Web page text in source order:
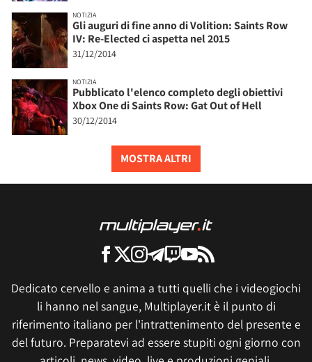
NOTIZIA
Gli auguri di fine anno di Volition: Saints Row
IV: Re-Elected ci aspetta nel 2015
31/12/2014
NOTIZIA
Pubblicato l'elenco completo degli obiettivi
Xbox One di Saints Row: Gat Out of Hell
30/12/2014
MOSTRA ALTRI
Dedicato cervello e anima a tutti quelli che i videogiochi
li hanno nel sangue, Multiplayer.it è il punto di
riferimento italiano per l'intrattenimento del presente e
del futuro. Preparatevi ad essere stupiti ogni giorno con